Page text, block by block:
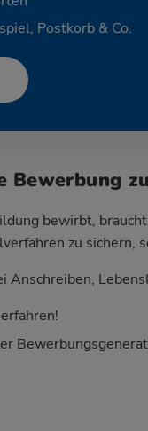
Postkorb & Co.
Bewerbung
bewirbt,
zu
Anschreiben,